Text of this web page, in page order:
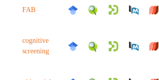
FAB
cognitive
screening